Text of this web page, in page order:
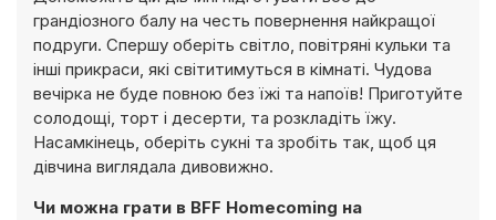
грандіозного балу на честь повернення найкращої
подруги. Спершу оберіть світло, повітряні кульки та
інші прикраси, які світитимуться в кімнаті. Чудова
вечірка не буде повною без їжі та напоїв! Приготуйте
солодощі, торт і десерти, та розкладіть їжу.
Насамкінець, оберіть сукні та зробіть так, щоб ця
дівчина виглядала дивовижно.
Чи можна грати в BFF Homecoming на